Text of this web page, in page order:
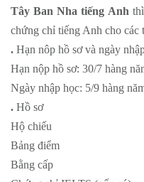
Tây Ban Nha tiếng Anh
chứng chỉ tiếng Anh cho các
. Hạn nôp hồ sơ và ngày
Hạn nộp hồ sơ: 30/7 hàng
Ngày nhập học: 5/9 hàng
. Hồ sơ
Hộ chiếu
Bảng điểm
Bằng cấp